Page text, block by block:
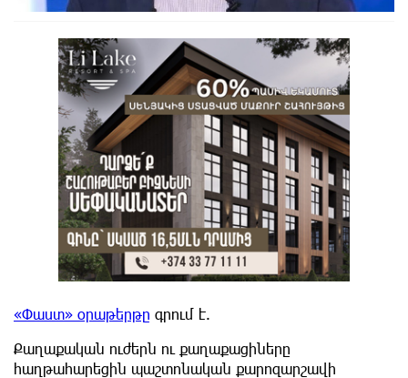
«Փաստ» օրաթերթը գրում է.
Քաղաքական ուժերն ու քաղաքացիները
հաղթահարեցին պաշտոնական քարոզարշավի